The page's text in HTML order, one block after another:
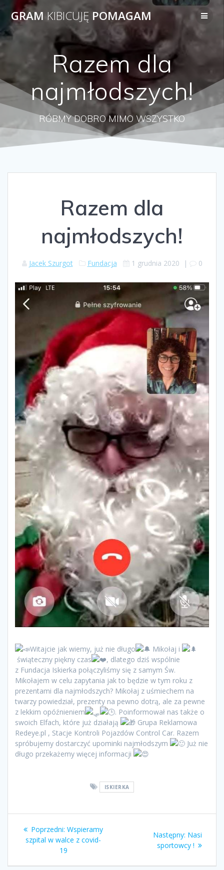
Przejdź
do
treści
GRAM KIBICUJĘ POMAGAM
Razem dla
najmłodszych!
RÓBMY DOBRO MIMO WSZYSTKO
Razem dla
najmłodszych!
Jacek Szurgot Fundacja 1 grudnia 2020 | 0
Witajcie jak wiemy, już nie długo
Mikołaj i
świąteczny piękny czas
, dlatego dziś wspólnie
z Fundacja Iskierka połączyliśmy się z samym Św.
Mikołajem w celu zapytania jak to będzie w tym roku z
prezentami dla najmłodszych? Mikołaj z uśmiechem na
twarzy powiedział, prezenty na pewno dotrą, ale za pewne
z lekkim opóźnieniem
. Poinformował nas także o
swoich Elfach, które już działają
Grupa Reklamowa
Redeye.pl , Stacje Kontroli Pojazdów Control Car. Razem
spróbujemy dostarczyć upominki najmłodszym
Już nie
długo przekażemy więcej informacji
ISKIERKA
Nawigacja
wpisu
Poprzedni: Poprzedni
wpis:
Wspieramy
szpital w walce z covid-
19
Następny: Następny
wpis:
Nasi
sportowcy !